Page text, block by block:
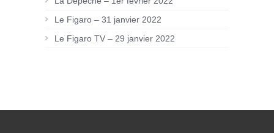
Le Figaro – 31 janvier 2022
Le Figaro TV – 29 janvier 2022